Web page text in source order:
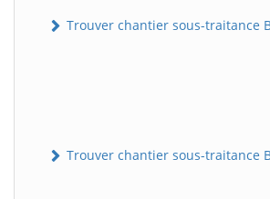
Trouver chantier sous-traitance
Trouver chantier sous-traitance